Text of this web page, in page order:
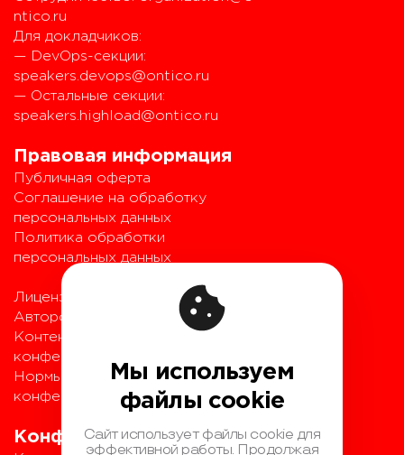
ntico.ru
Для докладчиков:
— DevOps-секции:
speakers.devops@ontico.ru
— Остальные секции:
speakers.highload@ontico.ru
Конференции
Правовая информация
Публичная оферта
Соглашение на обработку
персональных данных
Политика обработки
персональных данных
Лицензионный договор с
Автором
Контентная политика
конференции
Нормы поведения для
конференции
Мы используем
файлы cookie
Сайт использует файлы cookie для
эффективной работы. Продолжая